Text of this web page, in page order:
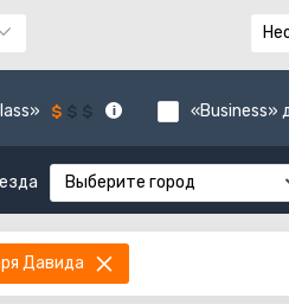
«Business»
Выберите город
Давида